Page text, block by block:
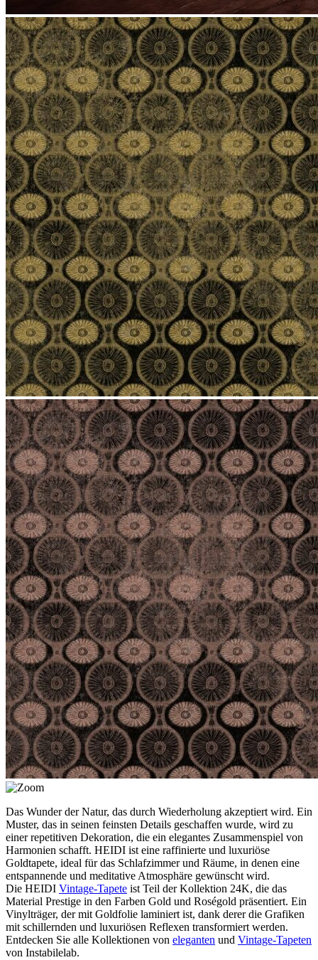
Das Wunder der Natur, das durch Wiederholung akzeptiert wird. Ein
Muster, das in seinen feinsten Details geschaffen wurde, wird zu
einer repetitiven Dekoration, die ein elegantes Zusammenspiel von
Harmonien schafft. HEIDI ist eine raffinierte und luxuriöse
Goldtapete, ideal für das Schlafzimmer und Räume, in denen eine
entspannende und meditative Atmosphäre gewünscht wird.
Die HEIDI Vintage-Tapete ist Teil der Kollektion 24K, die das
Material Prestige in den Farben Gold und Roségold präsentiert. Ein
Vinylträger, der mit Goldfolie laminiert ist, dank derer die Grafiken
mit schillernden und luxuriösen Reflexen transformiert werden.
Entdecken Sie alle Kollektionen von eleganten und Vintage-Tapeten
von Instabilelab.